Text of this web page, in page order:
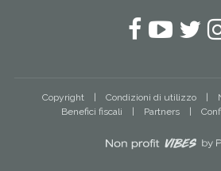
Copyright Condizioni di utilizzo
Benefici fiscali
Partners